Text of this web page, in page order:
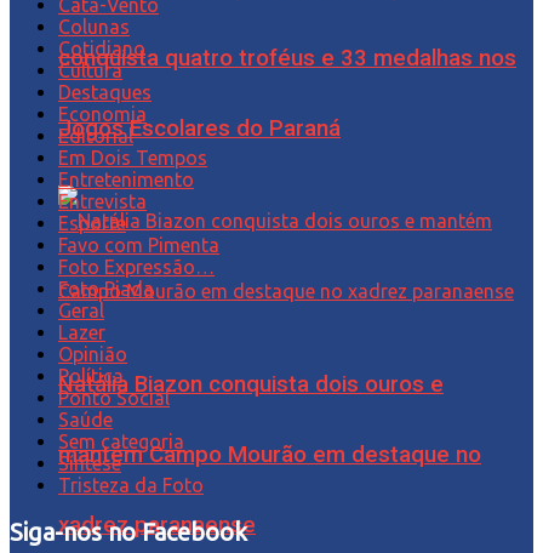
conquista quatro troféus e 33 medalhas nos
Jogos Escolares do Paraná
Natália Biazon conquista dois ouros e
mantém Campo Mourão em destaque no
xadrez paranaense
Cata-Vento
Colunas
Cotidiano
Cultura
Destaques
Economia
Editorial
Em Dois Tempos
Entretenimento
Entrevista
Esporte
Favo com Pimenta
Foto Expressão…
Foto Piada
Geral
Lazer
Opinião
Política
Ponto Social
Saúde
Sem categoria
Síntese
Tristeza da Foto
Siga-nos no Facebook